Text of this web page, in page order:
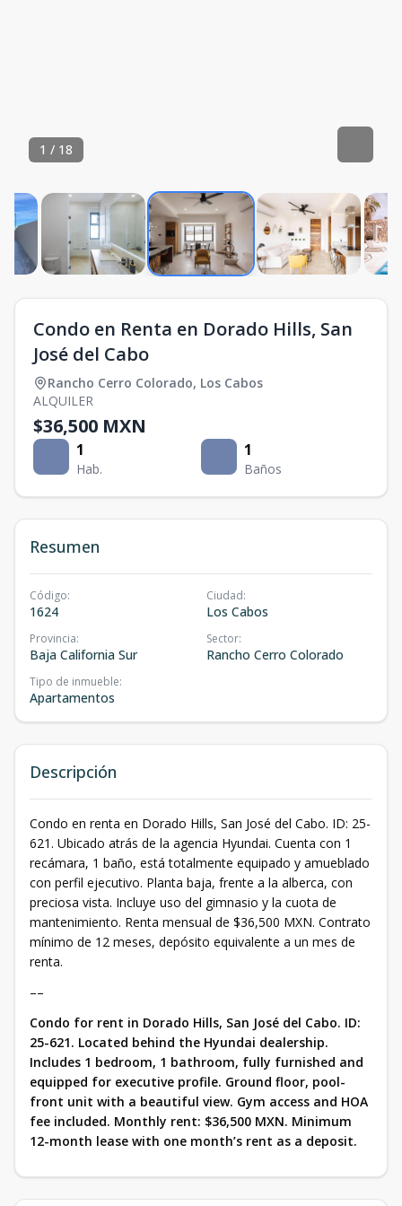
1 / 18
Condo en Renta en Dorado Hills, San
José del Cabo
Rancho Cerro Colorado, Los Cabos
ALQUILER
$36,500 MXN
1
Hab.
1
Baños
Resumen
Código:
1624
Ciudad:
Los Cabos
Provincia:
Baja California Sur
Sector:
Rancho Cerro Colorado
Tipo de inmueble:
Apartamentos
Descripción
Condo en renta en Dorado Hills, San José del Cabo. ID: 25-
621. Ubicado atrás de la agencia Hyundai. Cuenta con 1
recámara, 1 baño, está totalmente equipado y amueblado
con perfil ejecutivo. Planta baja, frente a la alberca, con
preciosa vista. Incluye uso del gimnasio y la cuota de
mantenimiento. Renta mensual de $36,500 MXN. Contrato
mínimo de 12 meses, depósito equivalente a un mes de
renta.
––
Condo for rent in Dorado Hills, San José del Cabo. ID:
25-621. Located behind the Hyundai dealership.
Includes 1 bedroom, 1 bathroom, fully furnished and
equipped for executive profile. Ground floor, pool-
front unit with a beautiful view. Gym access and HOA
fee included. Monthly rent: $36,500 MXN. Minimum
12-month lease with one month’s rent as a deposit.